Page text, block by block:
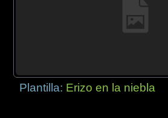
Plantilla: Erizo en la niebla